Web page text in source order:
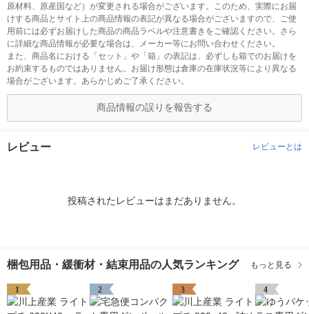
原材料、原産国など）が変更される場合がございます。このため、実際にお届
けする商品とサイト上の商品情報の表記が異なる場合がございますので、ご使
用前には必ずお届けした商品の商品ラベルや注意書きをご確認ください。さら
に詳細な商品情報が必要な場合は、メーカー等にお問い合わせください。
また、商品名における「セット」や「箱」の表記は、必ずしも箱でのお届けを
お約束するものではありません。お届け形態は倉庫の在庫状況等により異なる
場合がございます。あらかじめご了承ください。
商品情報の誤りを報告する
レビュー レビューとは
投稿されたレビューはまだありません。
梱包用品・緩衝材・結束用品の人気ランキング もっと見る
1 2 3 4